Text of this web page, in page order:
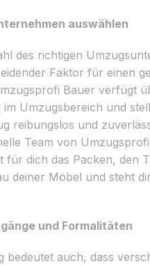
auswählen
des richtigen
Faktor für einen
Bauer verfügt
Umzugsbereich und
reibungslos und
Team von
für dich das Packen, den
deiner Möbel und steht
und Formalitäten
bedeutet auch, dass